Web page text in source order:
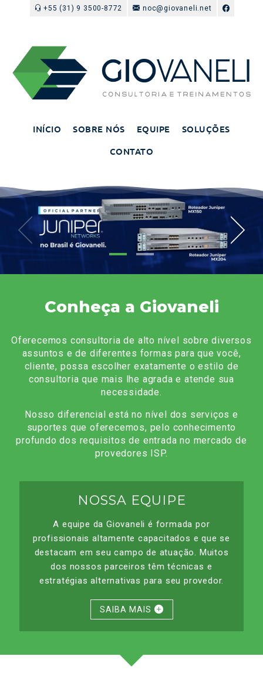
+55 (31) 9 3500-8772 noc@giovaneli.net
INÍCIO SOBRE NÓS EQUIPE
SOLUÇÕES
CONTATO
Conheça a Giovaneli
Oferecemos consultoria de alto nível sobre diversos
assuntos e de diferentes formas para que você,
cliente, possa escolher exatamente o estilo de
consultoria que mais lhe agrada e atende sua
necessidade.
Nosso diferencial está no nível dos serviços e
suportes que oferecemos, pelo conhecimento
profundo dos requisitos de entrada no mercado de
provedores ISP.
NOSSA EQUIPE
A equipe da Giovaneli é formada por
profissionais altamente capacitados e que se
destacam em seu campo de atuação. Muitos
dos nossos parceiros têm técnicas e
estratégias alternativas para seu provedor.
SAIBA MAIS